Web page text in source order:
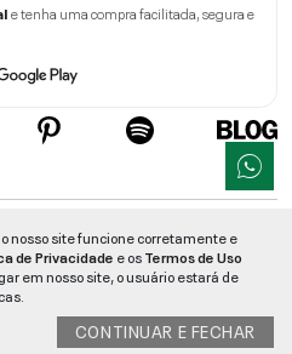
e tenha uma compra facilitada, segura e
nosso site funcione corretamente e
de Privacidade e osTermos de Uso
em nosso site, o usuário estará de
CONTINUAR E FECHAR